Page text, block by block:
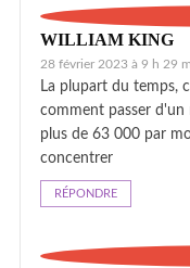
WILLIAM KING
28 février 2023 à 9 h 29
La plupart du temps,
comment passer d'un
plus de 63 000 par
concentrer
RÉPONDRE